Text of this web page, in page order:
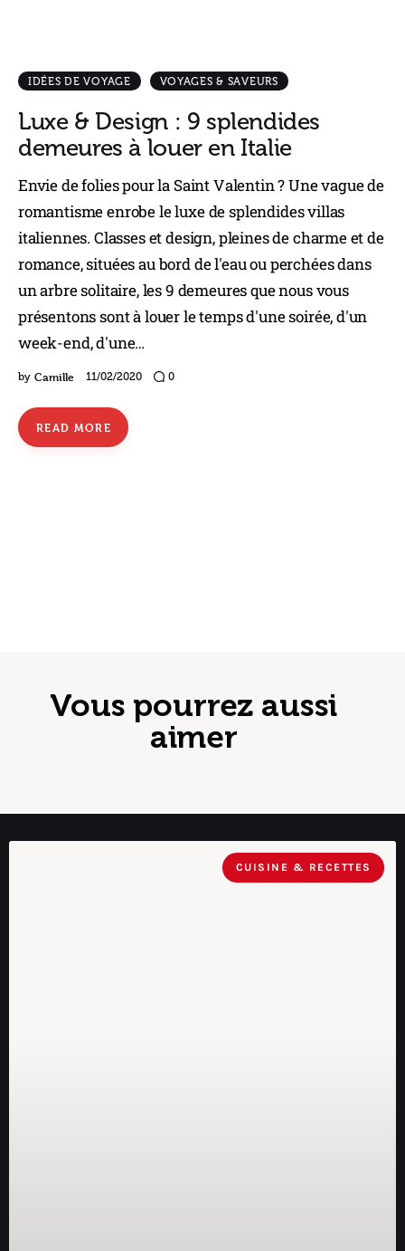
IDÉES DE VOYAGE VOYAGES & SAVEURS
Luxe & Design : 9 splendides
demeures à louer en Italie
Envie de folies pour la Saint Valentin ? Une vague de
romantisme enrobe le luxe de splendides villas
italiennes. Classes et design, pleines de charme et de
romance, situées au bord de l'eau ou perchées dans
un arbre solitaire, les 9 demeures que nous vous
présentons sont à louer le temps d'une soirée, d'un
week-end, d'une…
by Camille 11/02/2020 0
READ MORE
Vous pourrez aussi
aimer
CUISINE & RECETTES